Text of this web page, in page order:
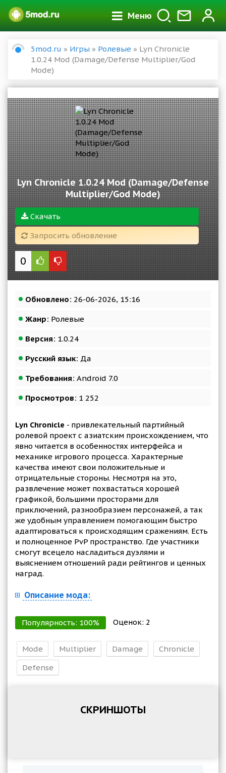
Меню
5mod.ru » Игры » Ролевые » Lyn Chronicle
1.0.24 Mod (Damage/Defense Multiplier/God
Mode)
Lyn Chronicle 1.0.24 Mod (Damage/Defense
Multiplier/God Mode)
Скачать
Запросить обновление
0
Обновлено: 26-06-2026, 15:16
Жанр: Ролевые
Версия: 1.0.24
Русский язык: Да
Требования: Android 7.0
Просмотров: 1 252
Lyn Chronicle - привлекательный партийный
ролевой проект с азиатским происхождением, что
явно читается в особенностях интерфейса и
механике игрового процесса. Характерные
качества имеют свои положительные и
отрицательные стороны. Несмотря на это,
развлечение может похвастаться хорошей
графикой, большими просторами для
приключений, разнообразием персонажей, а так
же удобным управлением помогающим быстро
адаптироваться к происходящим сражениям. Есть
и полноценное PvP пространство. Где участники
смогут всецело насладиться дуэлями и
выяснением отношений ради рейтингов и ценных
наград.
Описание мода:
Популярность: 100% Оценок: 2
Mode Multiplier Damage
Chronicle
Defense
СКРИНШОТЫ